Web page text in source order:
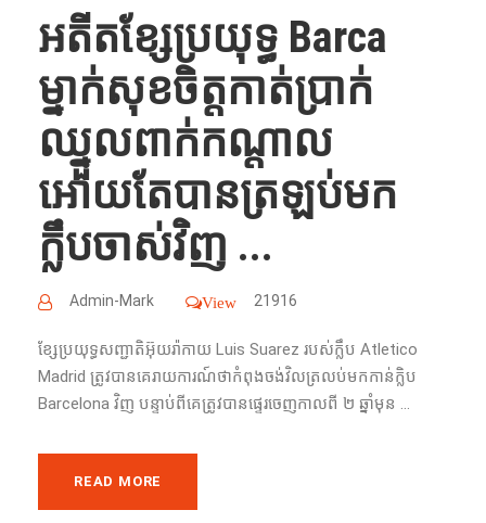
អតីតខ្សែប្រយុទ្ធ Barca
ម្នាក់សុខចិត្តកាត់ប្រាក់
ឈ្នួលពាក់កណ្តាល
អោយតែបានត្រឡប់មក
ក្លឹបចាស់វិញ ...
Admin-Mark View 21916
ខ្សែប្រយុទ្ធសញ្ជាតិអ៊ុយរ៉ាកាយ Luis Suarez របស់ក្លឹប Atletico
Madrid ត្រូវបានគេរាយការណ៍ថាកំពុងចង់វិលត្រលប់មកកាន់ក្លិប
Barcelona វិញ បន្ទាប់ពីគេត្រូវបានផ្ទេរចេញកាលពី ២ ឆ្នាំមុន ...
READ MORE